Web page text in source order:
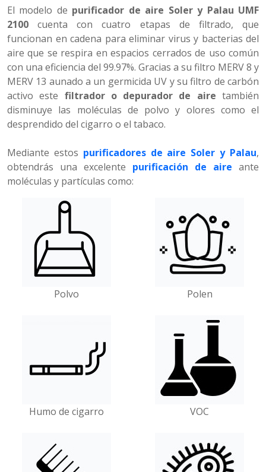
El modelo de purificador de aire Soler y Palau UMF
2100 cuenta con cuatro etapas de filtrado, que
funcionan en cadena para eliminar virus y bacterias del
aire que se respira en espacios cerrados de uso común
con una eficiencia del 99.97%. Gracias a su filtro MERV 8 y
MERV 13 aunado a un germicida UV y su filtro de carbón
activo este filtrador o depurador de aire también
disminuye las moléculas de polvo y olores como el
desprendido del cigarro o el tabaco.
Mediante estos purificadores de aire Soler y Palau,
obtendrás una excelente purificación de aire ante
moléculas y partículas como:
Polvo Polen
Humo de cigarro VOC